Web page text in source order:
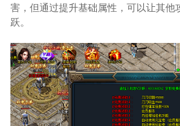
害，但通过提升基础属性，可以让其他
跃。